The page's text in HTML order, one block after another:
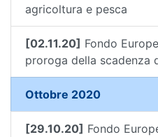
agricoltura e pesca
[02.11.20] Fondo
proroga della scadenza
Ottobre 2020
[29.10.20] Fondo